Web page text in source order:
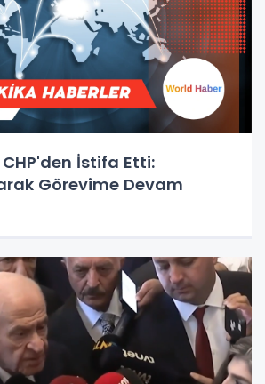
İstifa Etti:
Görevime Devam